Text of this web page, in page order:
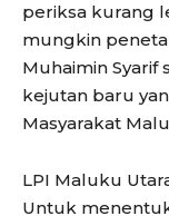
periksa kurang
mungkin
Muhaimin Syarif
kejutan baru
Masyarakat
LPI Maluku
Untuk